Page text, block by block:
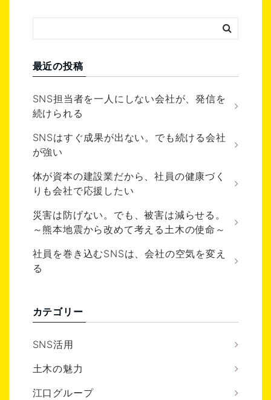
最近の投稿
SNS担当者を一人にしない会社が、発信を
続けられる
SNSはすぐ成果が出ない。でも続ける会社
が強い
体が資本の建設業だから、社員の健康づく
りも会社で応援したい
災害は防げない。でも、被害は減らせる。
～熊本地震から改めて考える土木の使命～
社員を巻き込むSNSは、会社の空気を変え
る
カテゴリー
SNS活用
土木の魅力
江口グループ